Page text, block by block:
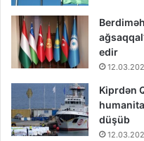
edir
Kiprdən
düşüb